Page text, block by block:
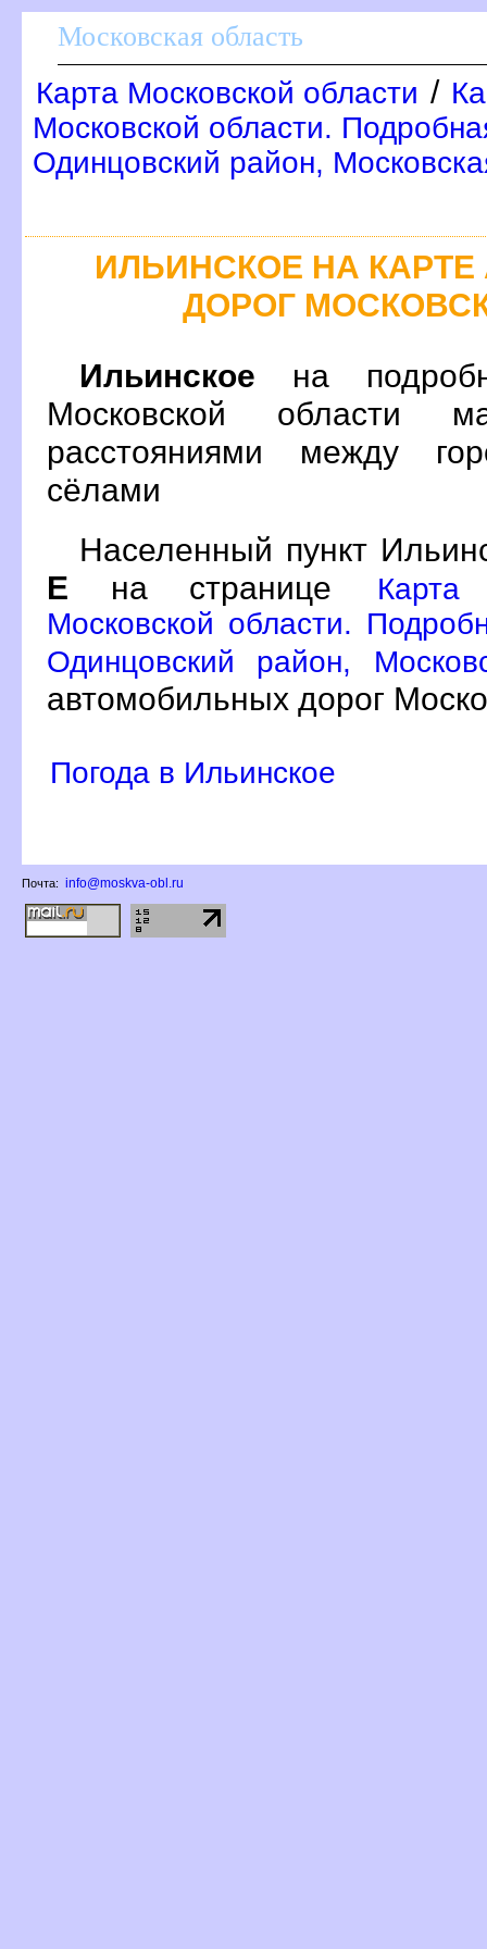
Московская область
Карта Московской области /
Московской области.
Одинцовский район,
ИЛЬИНСКОЕ НА
ДОРОГ
Ильинское на
Московской области
расстояниями между
сёлами
Населенный пункт
Е на странице
Карта
Московской области.
Одинцовский район,
автомобильных дорог
Погода в Ильинское
Почта: info@moskva-obl.ru